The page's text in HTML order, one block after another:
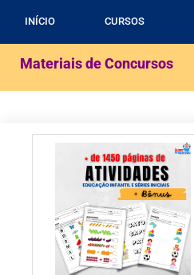
INÍCIO CURSOS
Materiais de Concursos